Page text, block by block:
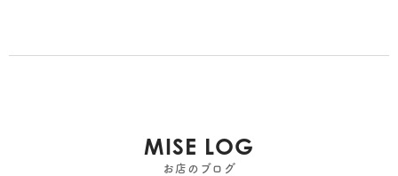
MISE LOG
お店のブログ